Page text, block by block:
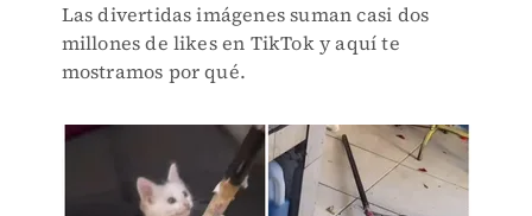
Las divertidas imágenes suman casi dos
millones de likes en TikTok y aquí te
mostramos por qué.